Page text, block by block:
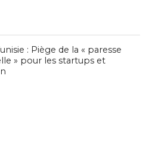
: Piège de la « paresse
» pour les startups et